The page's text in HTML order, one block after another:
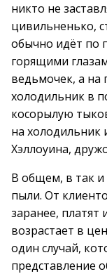
никто не
цивильненько,
обычно идёт по
горящими
ведьмочек, а
холодильник в
косорылую
на холодильник
Хэллоуина,
В общем, в так и
пыли. От
заранее, платят
возрастает в
один случай,
представление